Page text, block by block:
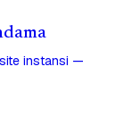
instansi —